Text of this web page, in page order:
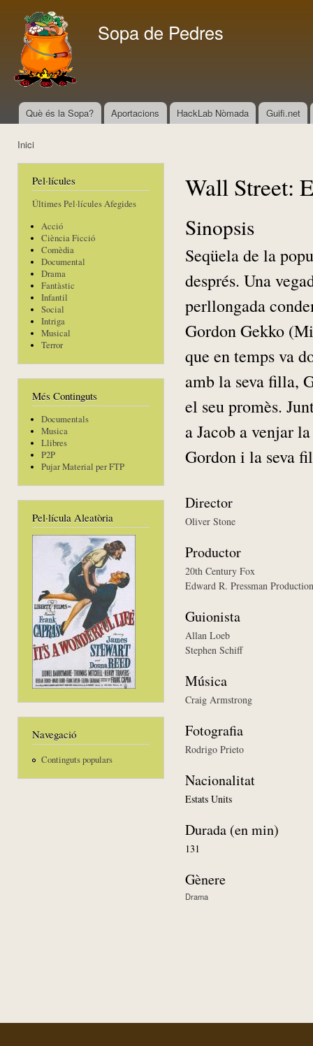
Sopa de Pedres
Menú principal
Què és la Sopa? Aportacions HackLab Nòmada Guifi.net
Inici
Pel·lícules
Últimes Pel·lícules Afegides
Acció
Ciència Ficció
Comèdia
Documental
Drama
Fantàstic
Infantil
Social
Intriga
Musical
Terror
Més Continguts
Documentals
Musica
Llibres
P2P
Pujar Material per FTP
Pel·lícula Aleatòria
Navegació
Continguts populars
Wall Street:
Sinopsis
Seqüela de la
després. Una
perllongada
Gordon Gekko
que en temps va
amb la seva filla,
el seu promès.
a Jacob a venjar
Gordon i la seva
Director
Oliver Stone
Productor
20th Century Fox
Edward R. Pressman Production
Guionista
Allan Loeb
Stephen Schiff
Música
Craig Armstrong
Fotografia
Rodrigo Prieto
Nacionalitat
Estats Units
Durada (en min)
131
Gènere
Drama